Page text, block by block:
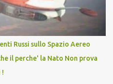
Russi sullo Spazio Aereo
il perche' la Nato Non prova
!